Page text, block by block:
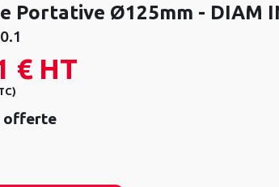
Portative Ø125mm - DIAM
€HT
)
offerte